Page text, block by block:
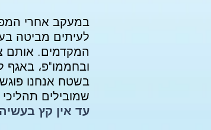
במעקב אחרי
לעיתים מביטה
המקדמים. אותם
ובחממו"פ، באגף
בשטח אנחנו
שמובילים
עד אין קץ